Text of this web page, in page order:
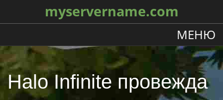
myservername.com
МЕНЮ
Halo Infinite провежда